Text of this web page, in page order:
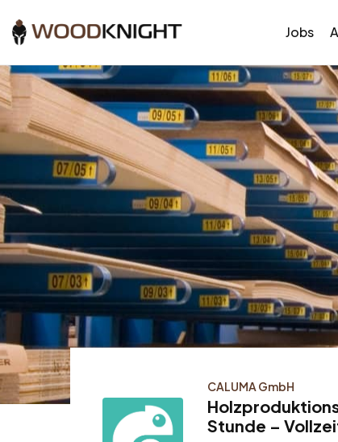
Jobs
CALUMA GmbH
Stunde –